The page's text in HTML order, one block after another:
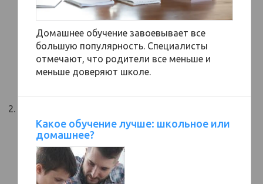
Домашнее обучение завоевывает все
большую популярность. Специалисты
отмечают, что родители все меньше и
меньше доверяют школе.
Какое обучение лучше: школьное или
домашнее?